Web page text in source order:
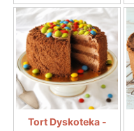
Tort Dyskoteka -